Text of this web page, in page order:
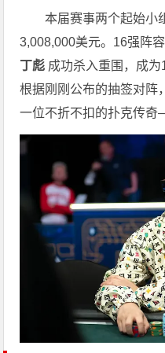
本届赛事两个起始小
3,008,000美元。16强阵
丁彪 成功杀入重围，成
根据刚刚公布的抽签对阵
一位不折不扣的扑克传